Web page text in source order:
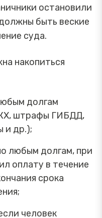
остановили
быть веские
суда.
накопиться
долгам
штрафы ГИБДД,
и др.);
любым долгам, при
оплату в течение
срока
человек